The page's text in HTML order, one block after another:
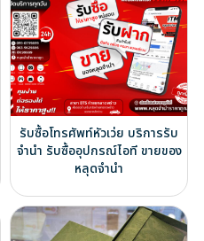
รับซื้อโทรศัพท์หัวเว่ย บริการรับ
จำนำ รับซื้ออุปกรณ์ไอที ขายของ
หลุดจำนำ